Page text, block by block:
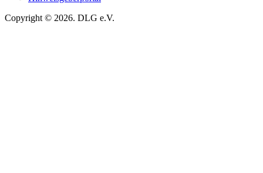
Copyright © 2026. DLG e.V.